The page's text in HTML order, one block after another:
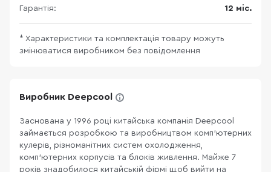
Гарантія: 12 міс.
* Характеристики та комплектація товару можуть
змінюватися виробником без повідомлення
Виробник Deepcool
Заснована у 1996 році китайська компанія Deepcool
займається розробкою та виробництвом комп’ютерних
кулерів, різноманітних систем охолодження,
комп’ютерних корпусів та блоків живлення. Майже 7
років знадобилося китайській фірмі щоб вийти на